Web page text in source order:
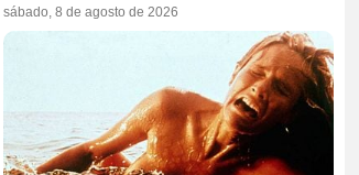
sábado, 8 de agosto de 2026